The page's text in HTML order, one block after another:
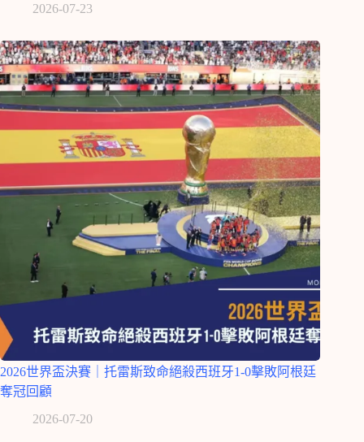
2026-07-23
2026世界盃決賽｜托雷斯致命絕殺西班牙1-0擊敗阿根廷
奪冠回顧
2026-07-20